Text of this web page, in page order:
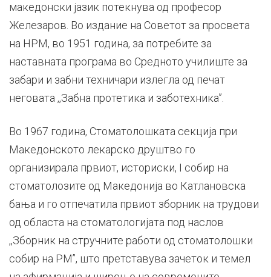
македонски јазик потекнува од професор
Железаров. Во издание на Советот за просвета
на НРМ, во 1951 година, за потребите за
наставната програма во Средното училиште за
забари и забни техничари излегла од печат
неговата ,,Забна протетика и заботехника’’.
Во 1967 година, Стоматолошката секција при
Македонското лекарско друштво го
организирала првиот, историски, I собир на
стоматолозите од Македонија во Катлановска
бања и го отпечатила првиот зборник на трудови
од областа на стоматологијата под наслов
,,Зборник на стручните работи од стоматолошки
собир на РМ’’, што претставува зачеток и темел